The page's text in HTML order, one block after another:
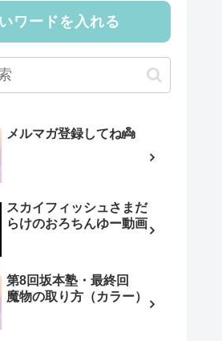
ワードを入れる
メルマガ登録してね👼
スカイフィッシュさまだ
らけのおろちんゆー動画
第8回坂本塾・最終回
魔物の取り方（カラー）